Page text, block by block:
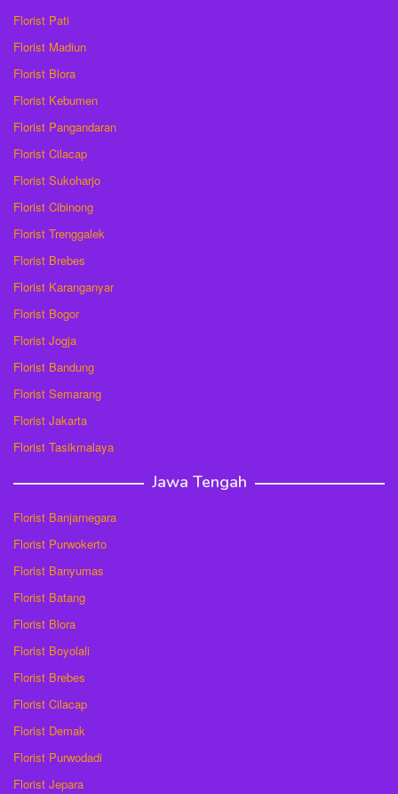
Florist Pati
Florist Madiun
Florist Blora
Florist Kebumen
Florist Pangandaran
Florist Cilacap
Florist Sukoharjo
Florist Cibinong
Florist Trenggalek
Florist Brebes
Florist Karanganyar
Florist Bogor
Florist Jogja
Florist Bandung
Florist Semarang
Florist Jakarta
Florist Tasikmalaya
Jawa Tengah
Florist Banjarnegara
Florist Purwokerto
Florist Banyumas
Florist Batang
Florist Blora
Florist Boyolali
Florist Brebes
Florist Cilacap
Florist Demak
Florist Purwodadi
Florist Jepara